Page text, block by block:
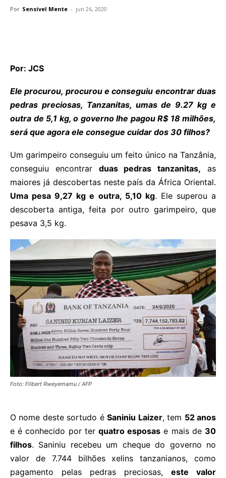
Por Sensível Mente - jun 26, 2020
Por: JCS
Ele procurou, procurou e conseguiu encontrar duas
pedras preciosas, Tanzanitas, umas de 9.27 kg e
outra de 5,1 kg, o governo lhe pagou R$ 18 milhões,
será que agora ele consegue cuidar dos 30 filhos?
Um garimpeiro conseguiu um feito único na Tanzânia,
conseguiu encontrar duas pedras tanzanitas, as
maiores já descobertas neste país da África Oriental.
Uma pesa 9,27 kg e outra, 5,10 kg. Ele superou a
descoberta antiga, feita por outro garimpeiro, que
pesava 3,5 kg.
Foto: Filbert Rweyemamu / AFP
O nome deste sortudo éSaniniu Laizer, tem 52 anos
e é conhecido por ter quatro esposas e mais de 30
filhos. Saniniu recebeu um cheque do governo no
valor de 7.744 bilhões xelins tanzanianos, como
pagamento pelas pedras preciosas, este valor